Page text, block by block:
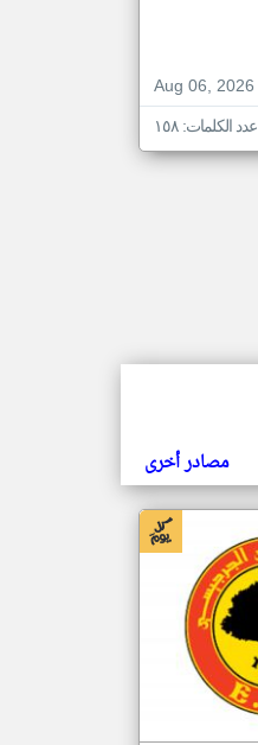
Aug 06, 2026
عدد الكلمات: ١٥٨
مصادر أخرى